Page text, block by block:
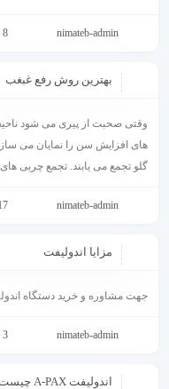
nimateb-admin 8 فروردین 1403
بهترین روش رفع غبغب
وقتی صحبت از پیری می شود
های افزایش سن را نمایان می
گلو تجمع می یابند. تجمع چربی های
nimateb-admin 17 اسفند
مزایا اندولیفت
جهت مشاوره و خرید دستگاه
nimateb-admin 3 مرداد 1402
اندولیفت A-PAX چیست؟